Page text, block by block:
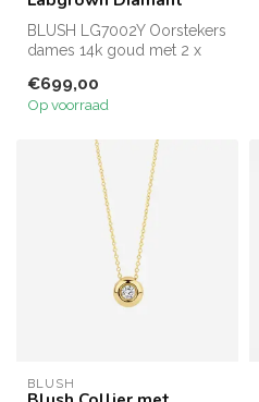
BLUSH LG7002Y Oorstekers
dames 14k goud met 2 x
gr...
€699,00
Op voorraad
BLUSH